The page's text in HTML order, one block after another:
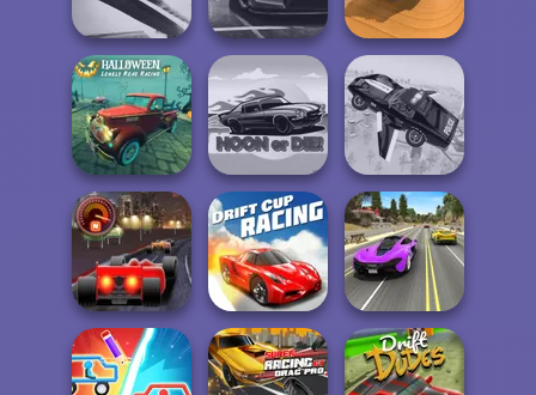
Traffic Racer
3D Car Simulator 4x4 Offroader
Agame: Stunt
Cars
Real City Driver
City Driver:
Destroy Car
Halloween
Lonely Road
Racing
Hoon or Die Flying Police Car